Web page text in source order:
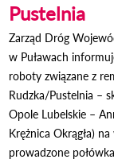
Pustelnia
Zarząd Dróg
w Puławach
roboty związane z
Rudzka/Pustelnia –
Opole Lubelskie –
Krężnica Okrągła)
prowadzone